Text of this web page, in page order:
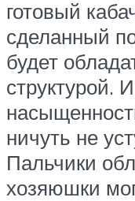
готовый
сделанный
будет
структурой.
ничуть не
Пальчики
хозяюшки